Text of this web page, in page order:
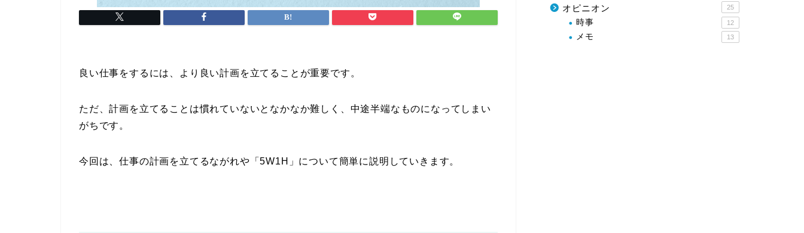
良い仕事をするには、より良い計画を立てることが重要です。
ただ、計画を立てることは慣れていないとなかなか難しく、中途半端なものになってしまい
がちです。
今回は、仕事の計画を立てるながれや「5W1H」について簡単に説明していきます。
オピニオン 25
時事 12
メモ 13